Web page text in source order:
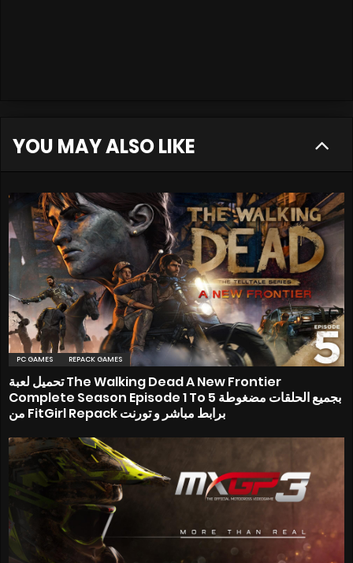
YOU MAY ALSO LIKE
PC GAMES REPACK GAMES
تحميل لعبة The Walking Dead A New Frontier
Complete Season Episode 1 To 5 بجميع الحلقات مضغوطة
من FitGirl Repack برابط مباشر و تورنت